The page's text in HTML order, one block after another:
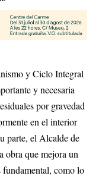
y Ciclo Integral
y necesaria
por gravedad
en el interior
parte, el Alcalde de
obra que mejora un
fundamental, como lo